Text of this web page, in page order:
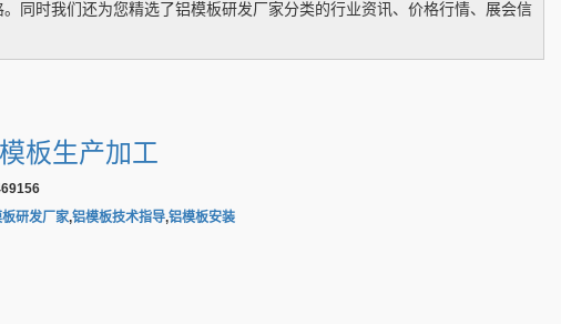
同时我们还为您精选了铝模板研发厂家分类的行业资讯、价格行情、展会信
板生产加工
研发厂家,铝模板技术指导,铝模板安装